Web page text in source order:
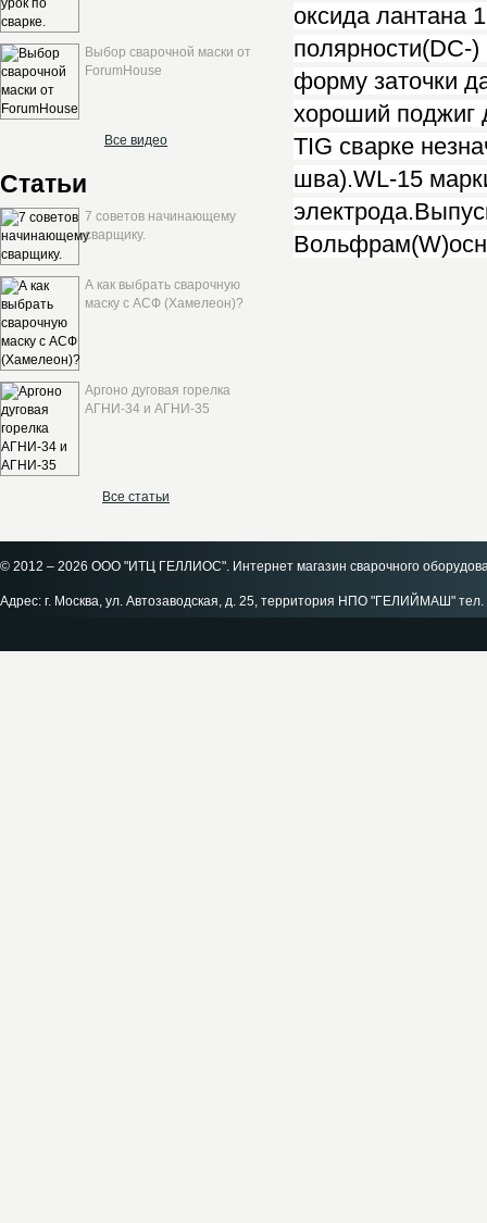
Выбор сварочной маски от
ForumHouse
Все видео
Статьи
7 советов начинающему
сварщику.
А как выбрать сварочную
маску с АСФ (Хамелеон)?
Аргоно дуговая горелка
АГНИ-34 и АГНИ-35
Все статьи
оксида лантана
полярности(DC-
форму заточки
хороший поджиг
TIG сварке
шва).WL-15
Вольфрам(W)
© 2012 – 2026 ООО "ИТЦ ГЕЛЛИОС". Интернет магазин сварочного
Адрес: г. Москва, ул. Автозаводская, д. 25, территория НПО "ГЕЛИЙМАШ"